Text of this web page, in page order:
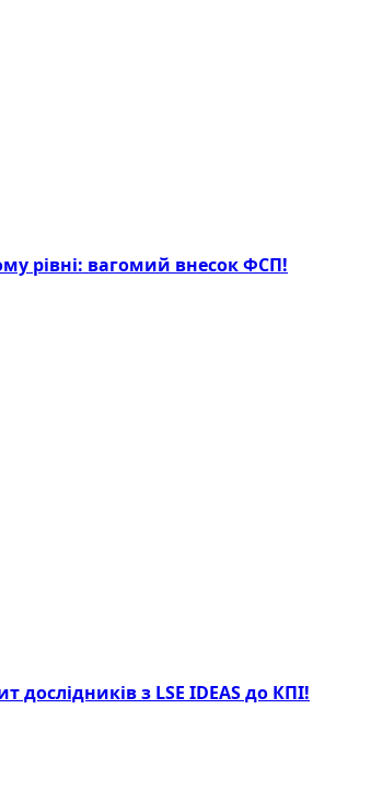
рівні: вагомий внесок ФСП!
з LSE IDEAS до КПІ!